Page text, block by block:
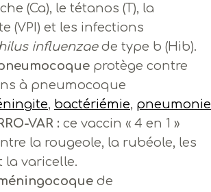
(Ca), le tétanos (T), la
(VPI) et les infections
influenzaede type b (Hib).
protège contre
à pneumocoque
, bactériémie, pneumonie
VAR : ce vaccin « 4 en 1 »
la rougeole, la rubéole, les
la varicelle.
de